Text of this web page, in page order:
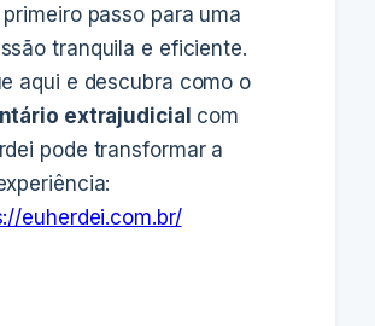
primeiro passo para uma
tranquila e eficiente.
aqui e descubra como o
extrajudicial com
pode transformar a
euherdei.com.br/